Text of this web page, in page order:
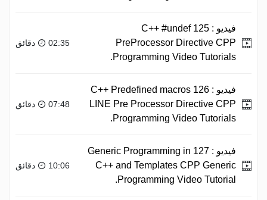
فيديو :
125 C++ #undef
PreProcessor Directive CPP
Programming Video Tutorials.
02:35 دقائق
فيديو :
126 C++ Predefined macros
LINE Pre Processor Directive CPP
Programming Video Tutorials.
07:48 دقائق
فيديو :
127 Generic Programming in
C++ and Templates CPP Generic
Programming Video Tutorial.
10:06 دقائق